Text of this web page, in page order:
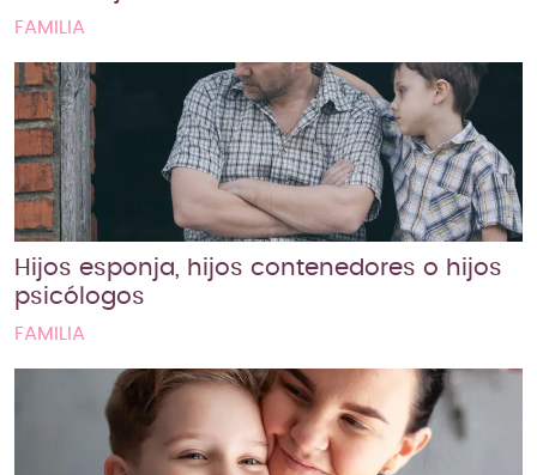
FAMILIA
Hijos esponja, hijos contenedores o hijos
psicólogos
FAMILIA